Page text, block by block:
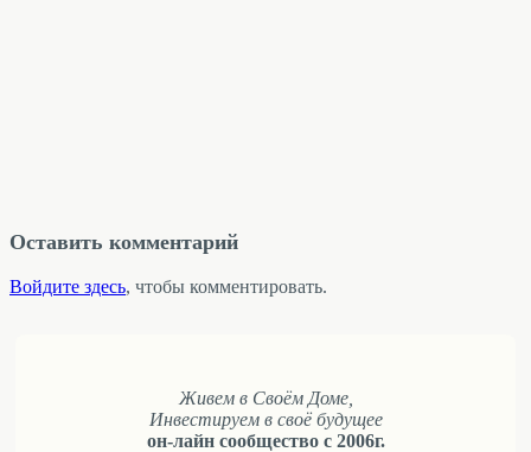
Оставить комментарий
Войдите здесь, чтобы комментировать.
Живем в Своём Доме,
Инвестируем в своё будущее
он-лайн сообщество с 2006г.